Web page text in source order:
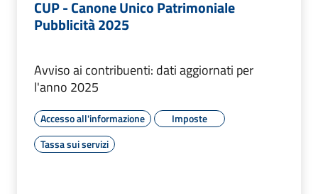
CUP - Canone Unico Patrimoniale
Pubblicità 2025
Avviso ai contribuenti: dati aggiornati per
l'anno 2025
Accesso all'informazione
Imposte
Tassa sui servizi